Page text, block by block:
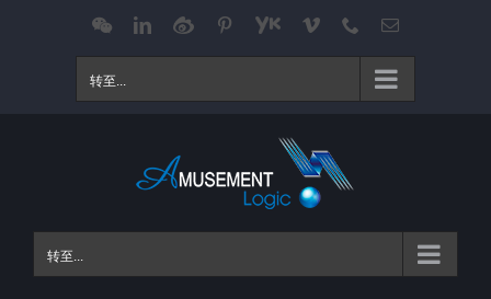
WeChatLinkedIn
Weibo Pinterest
Youku Vimeo Phone电
转至...
转至...